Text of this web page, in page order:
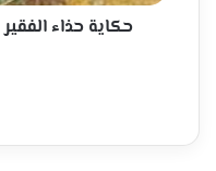
حكاية حذاء